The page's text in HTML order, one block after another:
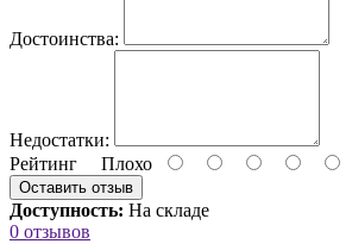
Достоинства:
Недостатки:
Рейтинг Плохо
Оставить отзыв
Доступность: На складе
0 отзывов